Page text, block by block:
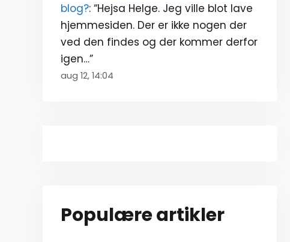
blog?: “Hejsa Helge. Jeg ville blot lave
hjemmesiden. Der er ikke nogen der
ved den findes og der kommer derfor
igen…”
aug 12, 14:04
Populære artikler